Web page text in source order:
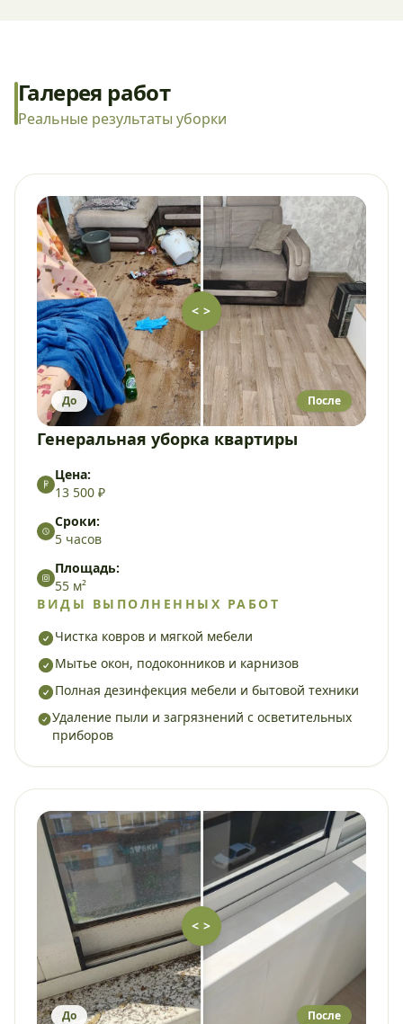
Галерея работ
Реальные результаты уборки
< >
До После
Генеральная уборка квартиры
Цена:
13 500 ₽
Сроки:
5 часов
Площадь:
55 м²
ВИДЫ ВЫПОЛНЕННЫХ РАБОТ
Чистка ковров и мягкой мебели
Мытье окон, подоконников и карнизов
Полная дезинфекция мебели и бытовой техники
Удаление пыли и загрязнений с осветительных
приборов
< >
До После